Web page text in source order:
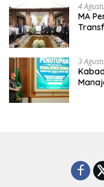
4
MA
3